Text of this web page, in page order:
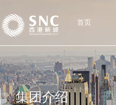
首页
集团介绍